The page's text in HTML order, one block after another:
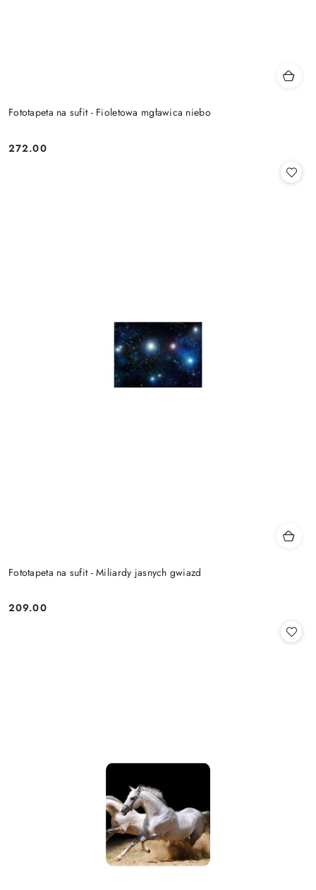
Fototapeta na sufit - Fioletowa mgławica niebo
Cena:
272.00
Fototapeta na sufit - Miliardy jasnych gwiazd
Cena:
209.00